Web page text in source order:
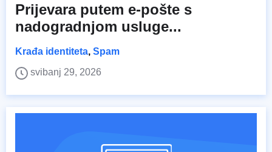
Prijevara putem e-pošte s
nadogradnjom usluge...
Krađa identiteta, Spam
svibanj 29, 2026